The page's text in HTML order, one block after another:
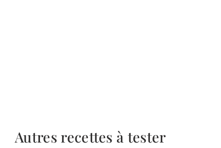
Autres recettes à tester